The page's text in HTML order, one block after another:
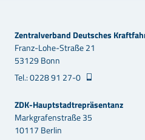
Zentralverband Deutsches
Franz-Lohe-Straße 21
53129 Bonn
Tel.: 0228 91 27-0
ZDK-Hauptstadtrepräsentanz
Markgrafenstraße 35
10117 Berlin